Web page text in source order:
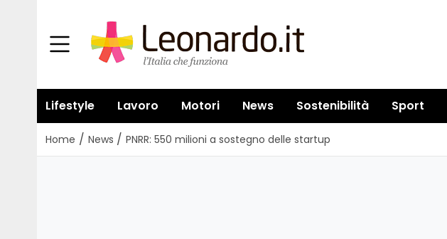
Lifestyle Lavoro Motori News Sostenibilità Sport
Home / News / PNRR: 550 milioni a sostegno delle startup